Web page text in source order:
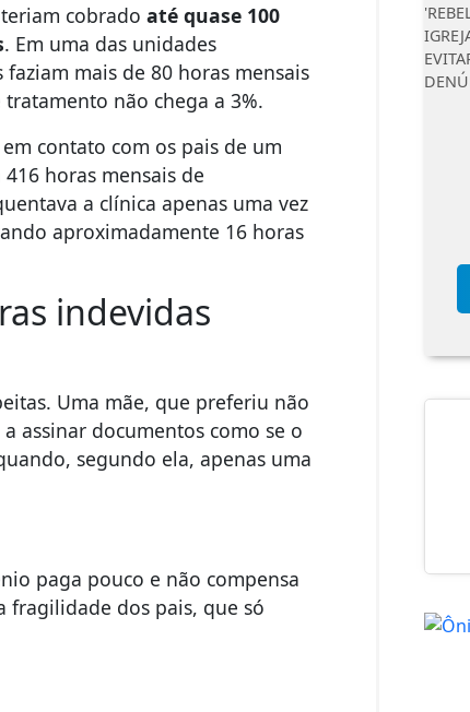
teriam cobradoaté quase 100
. Em uma das unidades
mais de 80 horas mensais
não chega a 3%.
contato com os pais de um
horas mensais de
a clínica apenas uma vez
aproximadamente 16 horas
indevidas
Uma mãe, que preferiu não
assinar documentos como se o
segundo ela, apenas uma
paga pouco e não compensa
fragilidade dos pais, que só